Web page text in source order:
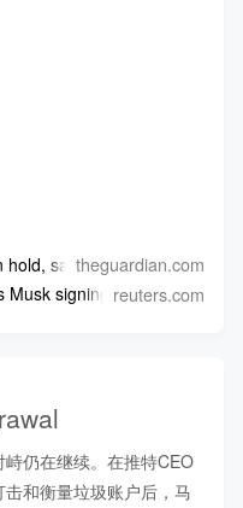
says Elon Musk
theguardian.com
Musk signing without asking
reuters.com
仍在继续。在推特CEO
和衡量垃圾账户后，马